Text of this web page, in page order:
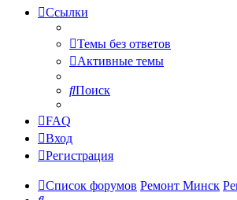
Ссылки
Темы без ответов
Активные темы
Поиск
FAQ
Вход
Регистрация
Список форумов Ремонт Минск